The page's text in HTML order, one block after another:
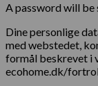
A password will be
Dine personlige
med webstedet,
formål beskrevet i
ecohome.dk/